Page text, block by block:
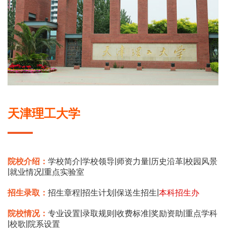
天津理工大学
院校介绍： 学校简介 学校领导 师资力量 历史沿革 校园风景
就业情况 重点实验室
招生录取： 招生章程 招生计划 保送生招生 本科招生办
院校情况： 专业设置 录取规则 收费标准 奖励资助 重点学科
校歌 院系设置